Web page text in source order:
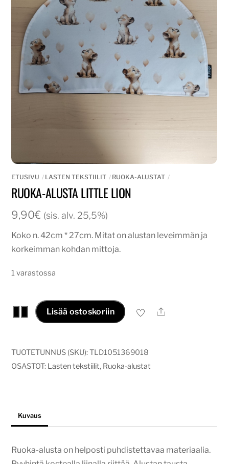
ETUSIVU LASTEN TEKSTIILIT RUOKA-ALUSTAT
RUOKA-ALUSTA LITTLE LION
9,90€ (sis. alv. 25,5%)
Koko n. 42cm * 27cm. Mitat on alustan leveimmän ja
korkeimman kohdan mittoja.
1 varastossa
Ruoka-
alusta
lion
määrä
Lisää ostoskoriin Ale
TUOTETUNNUS (SKU):TLD1051369018
OSASTOT: Lasten tekstiilit, Ruoka-alustat
Kuvaus
Ruoka-alusta on helposti puhdistettavaa materiaalia.